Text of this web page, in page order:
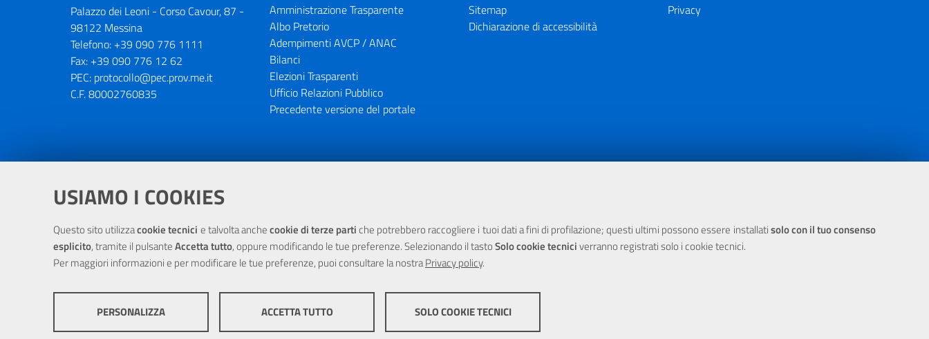
USIAMO I COOKIES
Questo sito utilizzacookie tecnici e talvolta anchecookie di terze partiche potrebbero raccogliere i tuoi dati a fini di profilazione; questi ultimi possono essere installatisolo con il tuo consenso
esplicito, tramite il pulsanteAccetta tutto, oppure modificando le tue preferenze. Selezionando il tastoSolo cookie tecniciverranno registrati solo i cookie tecnici.
Per maggiori informazioni e per modificare le tue preferenze, puoi consultare la nostraPrivacy policy.
PERSONALIZZA ACCETTA TUTTO SOLO COOKIE TECNICI
Palazzo dei Leoni - Corso Cavour, 87 -
98122 Messina
Telefono: +39 090 776 1111
Fax: +39 090 776 12 62
PEC: protocollo@pec.prov.me.it
C.F. 80002760835
Amministrazione Trasparente
Albo Pretorio
Adempimenti AVCP / ANAC
Bilanci
Elezioni Trasparenti
Ufficio Relazioni Pubblico
Precedente versione del portale
Sitemap
Dichiarazione di accessibilità
Privacy
Portale realizzato con la partecipazione finanziaria dell'Unione Europea tramite i fondi del POR Sicilia 2000/2006 Misura 6.05 - Fondo FESR
© Copyright 2025 Città Metropolitana di Messina -